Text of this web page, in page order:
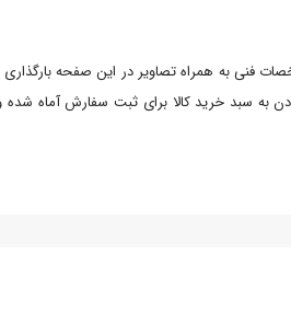
فنی به همراه تصاویر در این صفحه
به سبد خرید کالا برای ثبت سفارش آماه